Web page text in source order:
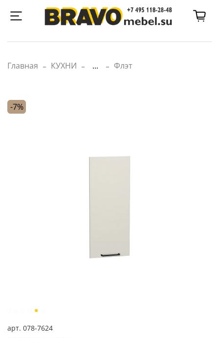
Главная КУХНИ ... Флэт
-7%
арт. 078-7624